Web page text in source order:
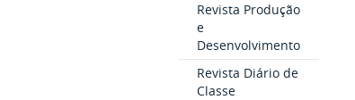
Revista Produção
e
Desenvolvimento
Revista Diário de
Classe